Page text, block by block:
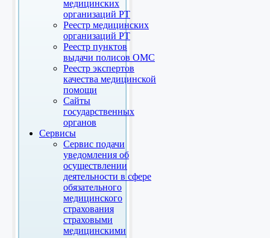
медицинских
организаций РТ
Реестр медицинских
организаций РТ
Реестр пунктов
выдачи полисов ОМС
Реестр экспертов
качества медицинской
помощи
Сайты
государственных
органов
Сервисы
Сервис подачи
уведомления об
осуществлении
деятельности в сфере
обязательного
медицинского
страхования
страховыми
медицинскими